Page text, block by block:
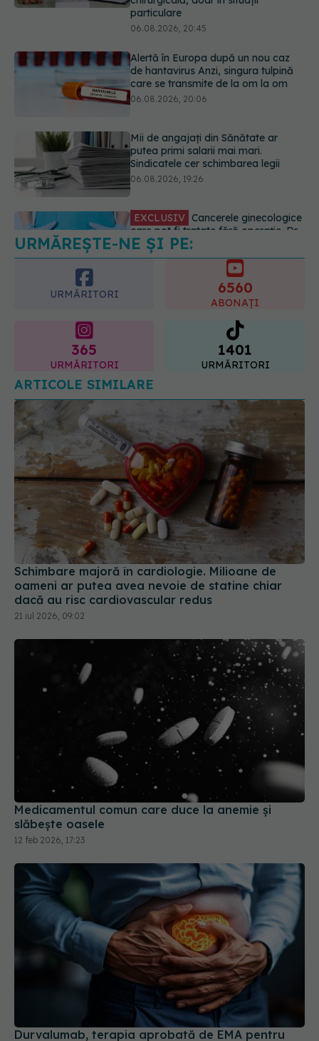
care se transmite de la om la om
06.08.2026, 20:06
Mii de angajați din Sănătate ar
putea primi salarii mai mari.
Sindicatele cer schimbarea legii
06.08.2026, 19:26
EXCLUSIV Cancerele ginecologice
care pot fi tratate fără operație. Dr.
Sorin Bogdan (SANADOR): Chirurgia
este indicată doar punctual, pentru
EXCLUSIV
radioterapie externă în cancerul
ginecologic. Dr. Sorin Bogdan
(SANADOR) explică diferența și
cum acționează tratamentul
URMĂREȘTE-NE ȘI PE:
URMĂRITORI 6560
ABONAȚI
365
URMĂRITORI
1401
URMĂRITORI
ARTICOLE SIMILARE
Schimbare majoră în cardiologie. Milioane de
oameni ar putea avea nevoie de statine chiar
dacă au risc cardiovascular redus
21 iul 2026, 09:02
Medicamentul comun care duce la anemie și
slăbește oasele
12 feb 2026, 17:23
Durvalumab, terapia aprobată de EMA pentru
cancerul gastric